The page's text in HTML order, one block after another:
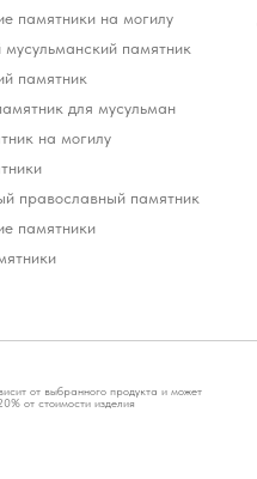
памятники на могилу
мусульманский памятник
памятник
для мусульман
на могилу
православный памятник
памятники
от выбранного продукта и может
от стоимости изделия